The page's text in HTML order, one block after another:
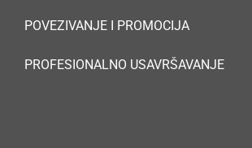
POVEZIVANJE I PROMOCIJA
PROFESIONALNO USAVRŠAVANJE